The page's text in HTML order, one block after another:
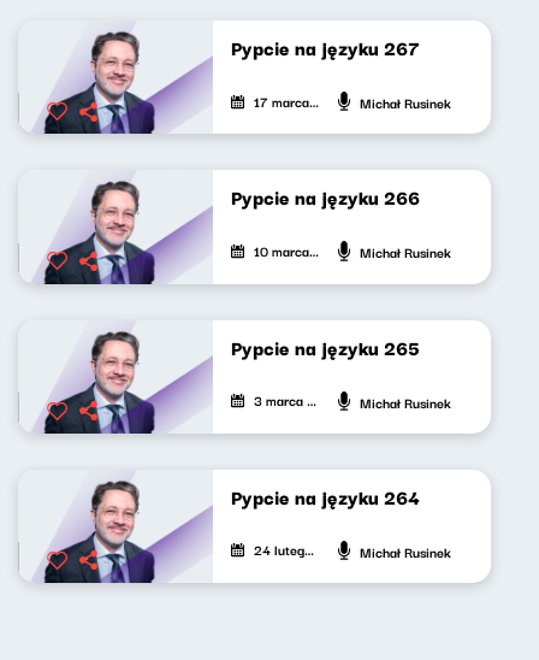
Pypcie na języku 267
17 marca 2026 Michał Rusinek
Pypcie na języku 266
10 marca 2026 Michał Rusinek
Pypcie na języku 265
3 marca 2026 Michał Rusinek
Pypcie na języku 264
24 lutego 2026 Michał Rusinek